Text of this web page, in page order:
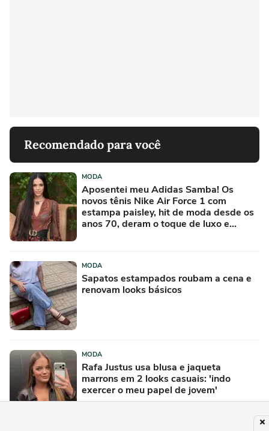
Recomendado para você
MODA
Aposentei meu Adidas Samba! Os
novos tênis Nike Air Force 1 com
estampa paisley, hit de moda desde os
anos 70, deram o toque de luxo e
MODA
Sapatos estampados roubam a cena e
renovam looks básicos
MODA
Rafa Justus usa blusa e jaqueta
marrons em 2 looks casuais: 'indo
exercer o meu papel de jovem'